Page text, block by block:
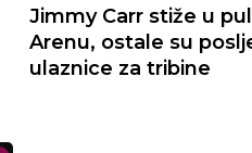
Jimmy Carr stiže u
Arenu, ostale su
ulaznice za tribine